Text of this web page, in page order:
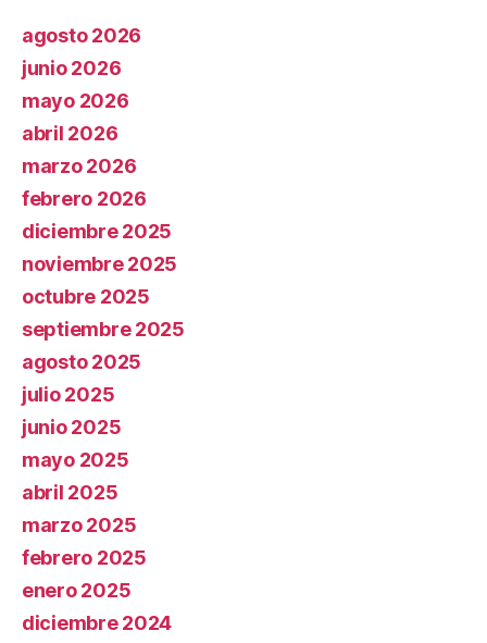
agosto 2026
junio 2026
mayo 2026
abril 2026
marzo 2026
febrero 2026
diciembre 2025
noviembre 2025
octubre 2025
septiembre 2025
agosto 2025
julio 2025
junio 2025
mayo 2025
abril 2025
marzo 2025
febrero 2025
enero 2025
diciembre 2024